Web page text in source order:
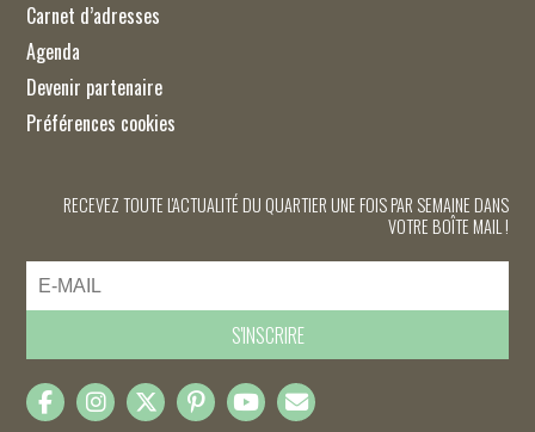
Carnet d’adresses
Agenda
Devenir partenaire
Préférences cookies
RECEVEZ TOUTE L'ACTUALITÉ DU QUARTIER UNE FOIS PAR SEMAINE DANS
VOTRE BOÎTE MAIL !